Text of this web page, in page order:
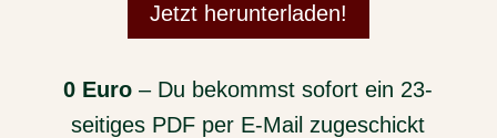
Jetzt herunterladen!
0 Euro– Du bekommst sofort ein 23-
seitiges PDF per E-Mail zugeschickt